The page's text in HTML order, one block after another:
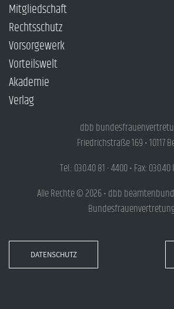
Mitgliedschaft
Rechtsschutz
Vorsorgewerk
Vorteilswelt
Akademie
Verlag
dbb
Friedrichstraße 169 • 10117
Tel.: 030.40 81 - 4400 • Fax: 030.40
Alle Rechte © 2026 • dbb
DATENSCHUTZ